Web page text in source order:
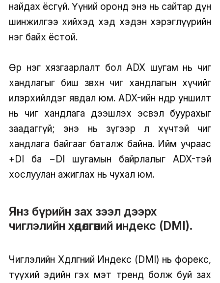
найдах ёсгүй. Үүний оронд энэ нь сайтар дүн
шинжилгээ хийхэд хэд хэдэн хэрэглүүрийн
нэг байх ёстой.
Өөр нэг хязгаарлалт бол ADX шугам нь чиг
хандлагыг биш зөвхөн чиг хандлагын хүчийг
илэрхийлдэг явдал юм. ADX-ийн өндөр уншилт
нь чиг хандлага дээшлэх эсвэл буурахыг
заадаггүй; энэ нь зүгээр л хүчтэй чиг
хандлага байгааг баталж байна. Ийм учраас
+DI ба −DI шугамын байрлалыг ADX-тэй
хослуулан ажиглах нь чухал юм.
Янз бүрийн зах зээл дээрх
чиглэлийн хөдөлгөөний индекс (DMI).
Чиглэлийн Хөдөлгөөний Индекс (DMI) нь форекс,
түүхий эдийн гэх мэт тренд болж буй зах